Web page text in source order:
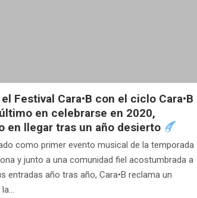
Festival Cara•B con el ciclo Cara•B
en celebrarse en 2020,
en llegar tras un año desierto
como primer evento musical de la temporada
y junto a una comunidad fiel acostumbrada a
entradas año tras año, Cara•B reclama un
la…